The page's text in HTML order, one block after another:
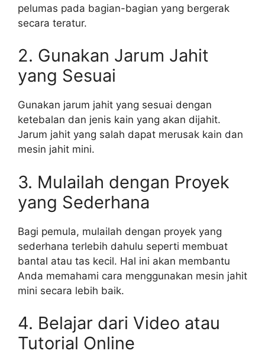
pelumas pada bagian-bagian yang bergerak
secara teratur.
2. Gunakan Jarum Jahit
yang Sesuai
Gunakan jarum jahit yang sesuai dengan
ketebalan dan jenis kain yang akan dijahit.
Jarum jahit yang salah dapat merusak kain dan
mesin jahit mini.
3. Mulailah dengan Proyek
yang Sederhana
Bagi pemula, mulailah dengan proyek yang
sederhana terlebih dahulu seperti membuat
bantal atau tas kecil. Hal ini akan membantu
Anda memahami cara menggunakan mesin jahit
mini secara lebih baik.
4. Belajar dari Video atau
Tutorial Online